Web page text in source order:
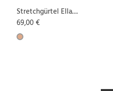
Stretchgürtel Ella
Camel
69,00 €